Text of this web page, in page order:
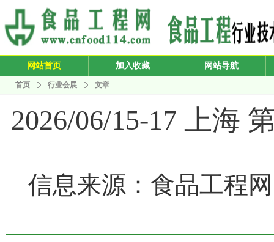
网站首页 加入收藏 网站导航
首页 行业会展 文章
2026/06/15-17 上海
信息来源：食品工程